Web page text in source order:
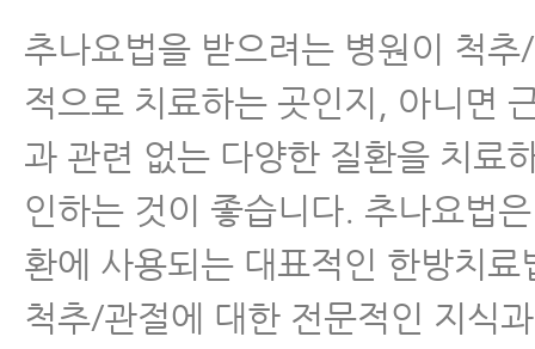
추나요법을 받으려는 병원이 척
적으로 치료하는 곳인지, 아니면
과 관련 없는 다양한 질환을 치료
인하는 것이 좋습니다. 추나요법
환에 사용되는 대표적인 한방치료
척추/관절에 대한 전문적인 지식